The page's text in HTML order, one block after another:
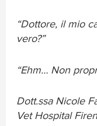
“Dottore, il mio
vero?”
“Ehm… Non
Dott.ssa Nicole
Vet Hospital